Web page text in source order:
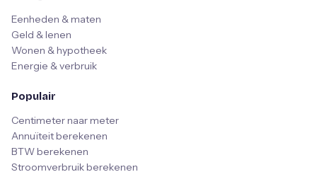
Eenheden & maten
Geld & lenen
Wonen & hypotheek
Energie & verbruik
Populair
Centimeter naar meter
Annuïteit berekenen
BTW berekenen
Stroomverbruik berekenen